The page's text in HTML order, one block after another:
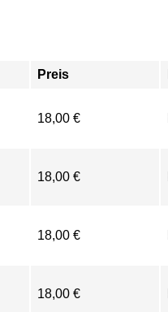
Preis
18,00 €
18,00 €
18,00 €
18,00 €